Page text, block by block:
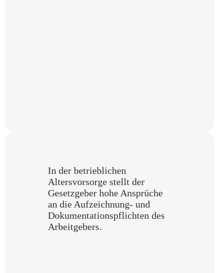
In der betrieblichen
Altersvorsorge stellt der
Gesetz­geber hohe Ansprüche
an die Aufzeichnung- und
Dokumentationspflichten des
Arbeitgebers.